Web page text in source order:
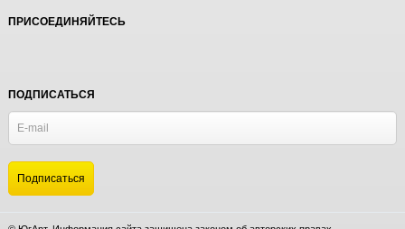
ПРИСОЕДИНЯЙТЕСЬ
ПОДПИСАТЬСЯ